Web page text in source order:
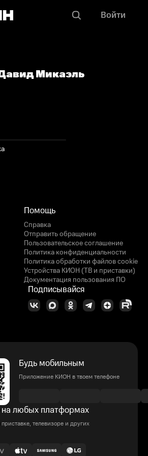
Войти
Микаэль
Помощь
Справка
Отправить обращение
Пользовательское соглашение
Политика конфиденциальности
Политика обработки файлов cookie
Устройства КИОН (ТВ и приставки)
Документация пользования ПО
Подписывайся
Будь мобильным
Приложение КИОН в твоем телефоне
на любых платформах
телевизоре и других